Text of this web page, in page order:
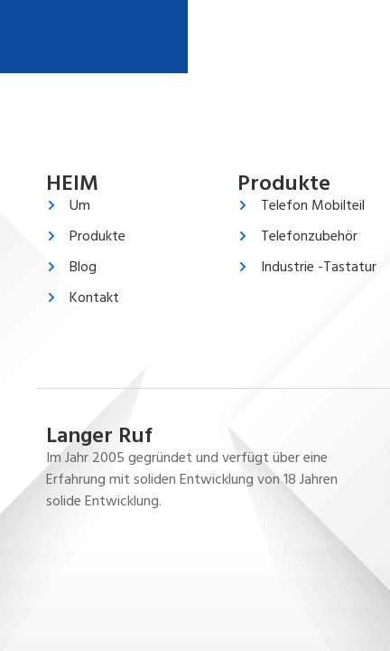
HEIM
Um
Produkte
Blog
Kontakt
Produkte
Telefon Mobilteil
Telefonzubehör
Industrie -Tastatur
Langer Ruf
Im Jahr 2005 gegründet und verfügt über eine
Erfahrung mit soliden Entwicklung von 18 Jahren
solide Entwicklung.